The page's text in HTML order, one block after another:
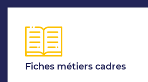
Fiches métiers cadres